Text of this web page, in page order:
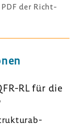
der Richt­
RL für die